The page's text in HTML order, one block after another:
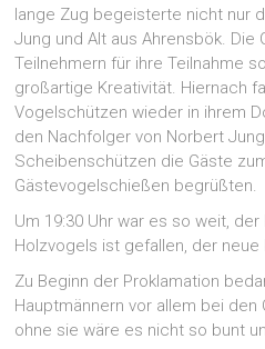
lange Zug begeisterte nicht nur
Jung und Alt aus Ahrensbök. Die
Teilnehmern für ihre Teilnahme
großartige Kreativität. Hiernach
Vogelschützen wieder in ihrem
den Nachfolger von Norbert
Scheibenschützen die Gäste
Gästevogelschießen begrüßten.
Um 19:30 Uhr war es so weit,
Holzvogels ist gefallen, der
Zu Beginn der Proklamation
Hauptmännern vor allem bei
ohne sie wäre es nicht so bunt